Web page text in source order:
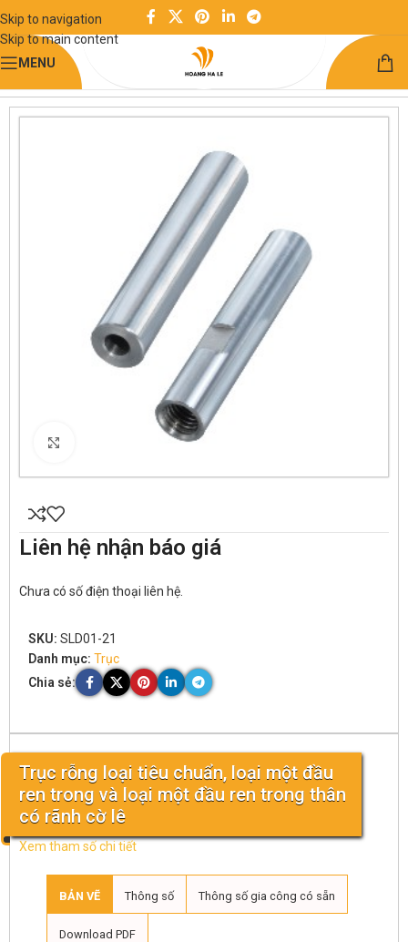
Skip to navigation
Skip to main content
MENU
Trang chủ
Chuyển động tuyến tính
Trục rỗng loại tiêu chuẩn, loại một đầu
ren trong và loại một đầu ren trong thân
có rãnh cờ lê
Xem tham số chi tiết
BẢN VẼ Thông số Thông số gia công có sẵn
Download PDF
Liên hệ nhận báo giá
Chưa có số điện thoại liên hệ.
SKU: SLD01-21
Danh mục: Trục
Chia sẻ: